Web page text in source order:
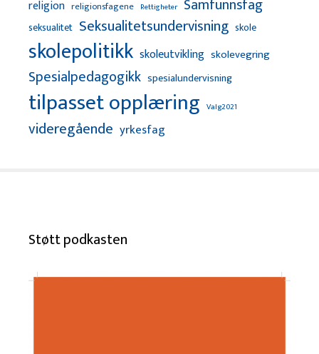
religion religionsfagene Rettigheter Samfunnsfag
seksualitet Seksualitetsundervisning skole
skolepolitikk skoleutvikling skolevegring
Spesialpedagogikk spesialundervisning
tilpasset opplæring Valg2021
videregående yrkesfag
Støtt podkasten